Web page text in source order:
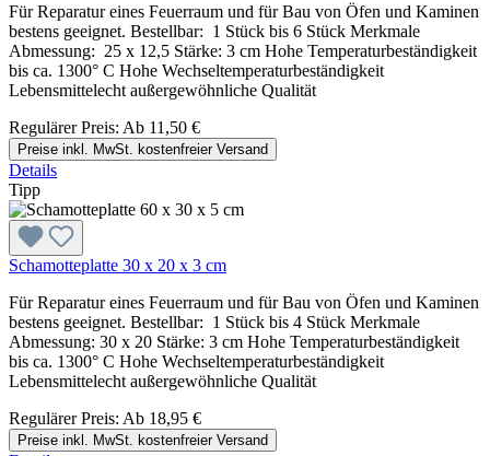
Für Reparatur eines Feuerraum und für Bau von Öfen und Kaminen
bestens geeignet. Bestellbar: 1 Stück bis 6 Stück Merkmale
Abmessung: 25 x 12,5 Stärke: 3 cm Hohe Temperaturbeständigkeit
bis ca. 1300° C Hohe Wechseltemperaturbeständigkeit
Lebensmittelecht außergewöhnliche Qualität
Regulärer Preis: Ab 11,50 €
Preise inkl. MwSt. kostenfreier Versand
Details
Tipp
Schamotteplatte 30 x 20 x 3 cm
Für Reparatur eines Feuerraum und für Bau von Öfen und Kaminen
bestens geeignet. Bestellbar: 1 Stück bis 4 Stück Merkmale
Abmessung: 30 x 20 Stärke: 3 cm Hohe Temperaturbeständigkeit
bis ca. 1300° C Hohe Wechseltemperaturbeständigkeit
Lebensmittelecht außergewöhnliche Qualität
Regulärer Preis: Ab 18,95 €
Preise inkl. MwSt. kostenfreier Versand